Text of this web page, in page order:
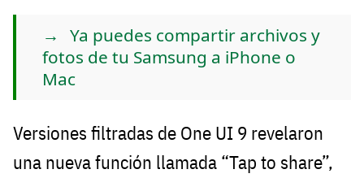
Ya puedes compartir archivos y
fotos de tu Samsung a iPhone o
Mac
Versiones filtradas de One UI 9 revelaron
una nueva función llamada “Tap to share”,